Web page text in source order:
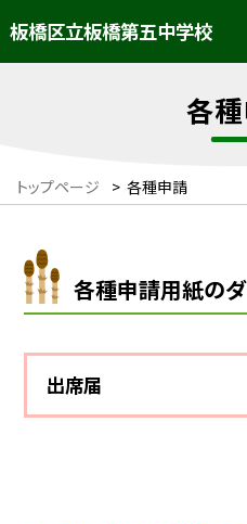
板橋区立板橋第五中学校
各
トップページ > 各種申請
各種申請用紙の
出席届